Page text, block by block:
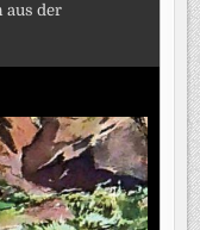
aus der